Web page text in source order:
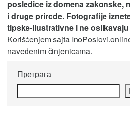
posledice iz domena zakonske,
i druge prirode. Fotografije
tipske-ilustrativne i ne
Korišćenjem sajta
navedenim činjenicama.
Претрага